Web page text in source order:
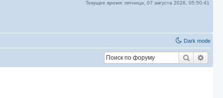
Текущее время: пятница, 07 августа 2026, 05:50:41
Dark mode
Поиск